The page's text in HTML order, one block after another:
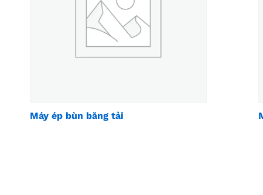
Máy ép bùn băng tải